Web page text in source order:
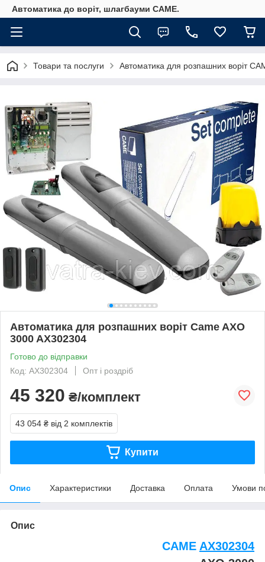
Автоматика до воріт, шлагбауми CAME.
Товари та послуги Автоматика для розпашних воріт
Автоматика для розпашних воріт Came AXO
3000 AX302304
Готово до відправки
Код: AX302304
Опт і роздріб
45 320 ₴/комплект
43 054 ₴ від 2 комплектів
Купити
Опис Характеристики Доставка Оплата Умови
Опис
CAME AX302304